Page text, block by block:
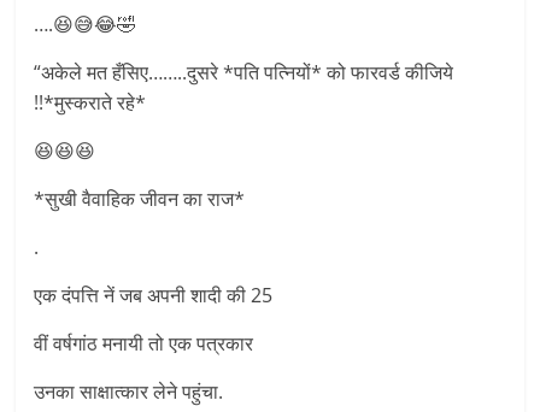
….😆😅😂🤣
“अकेले मत हँसिए……..दुसरे *पति पत्नियों* को फारवर्ड कीजिये
!!*मुस्कराते रहे*
😆😆😆
*सुखी वैवाहिक जीवन का राज*
.
एक दंपत्ति नें जब अपनी शादी की 25
वीं वर्षगांठ मनायी तो एक पत्रकार
उनका साक्षात्कार लेने पहुंचा.